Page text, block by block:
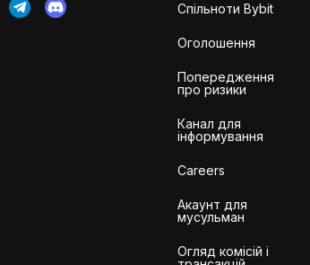
Спільноти Bybit
Оголошення
Попередження
про ризики
Канал для
інформування
Careers
Акаунт для
мусульман
Огляд комісій і